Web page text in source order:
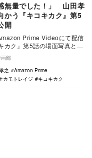
無量でした！」 山田孝
かう『キコキカク』第5
開
Prime Videoにて配信
カク』第5話の場面写真と予
れた。 本作は…
部
之
Amazon Prime
カモトレイジ キコキカク